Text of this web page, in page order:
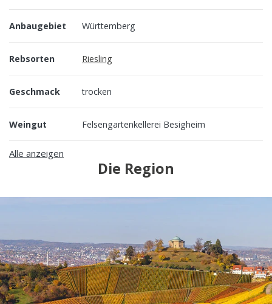
Anbaugebiet Württemberg
Rebsorten Riesling
Geschmack trocken
Weingut Felsengartenkellerei Besigheim
Alle anzeigen
Die Region